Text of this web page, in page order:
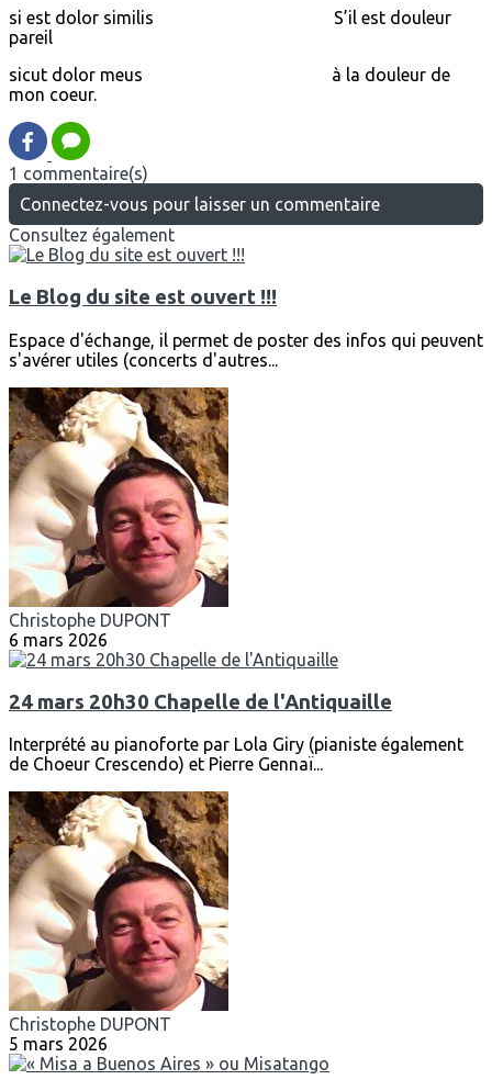
si est dolor similis S’il est douleur
pareil
sicut dolor meus à la douleur de
mon coeur.
1 commentaire(s)
Connectez-vous pour laisser un commentaire
Consultez également
Le Blog du site est ouvert !!!
Espace d'échange, il permet de poster des infos qui peuvent
s'avérer utiles (concerts d'autres...
Christophe DUPONT
6 mars 2026
24 mars 20h30 Chapelle de l'Antiquaille
Interprété au pianoforte par Lola Giry (pianiste également
de Choeur Crescendo) et Pierre Gennaï...
Christophe DUPONT
5 mars 2026